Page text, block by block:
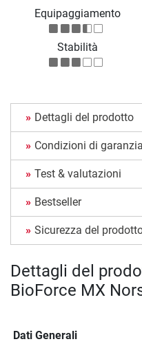
Equipaggiamento
Stabilità
Dettagli del prodotto
Condizioni di garanzia
Test & valutazioni
Bestseller
Sicurezza del
Dettagli del
BioForce MX
Dati Generali